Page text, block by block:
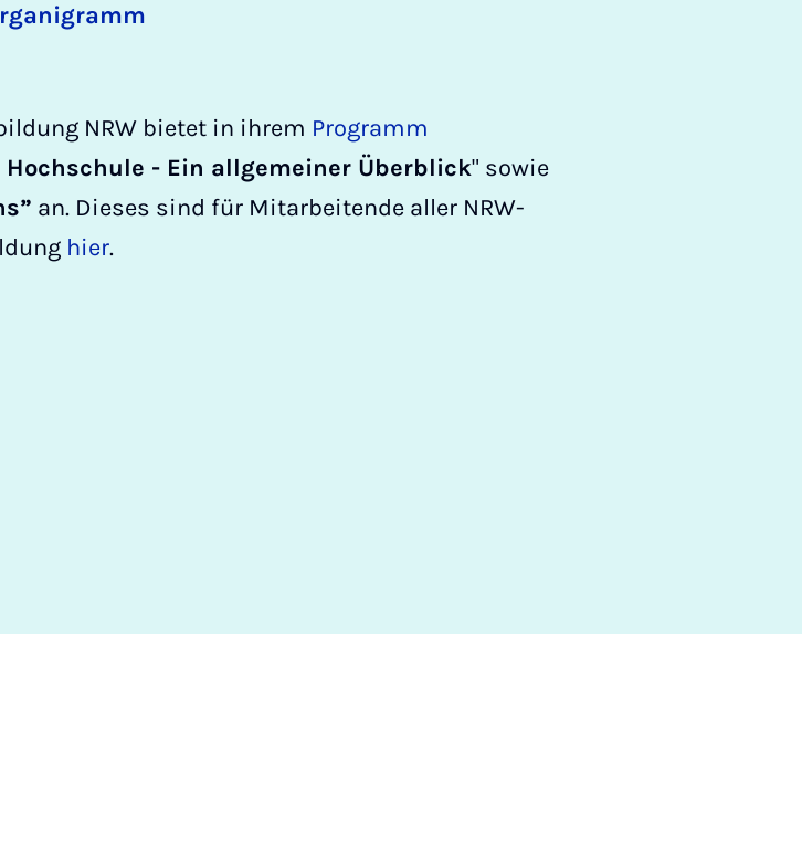
NRW bietet in ihrem Programm
- Ein allgemeiner Überblick" sowie
an. Dieses sind für Mitarbeitende aller NRW-
hier.